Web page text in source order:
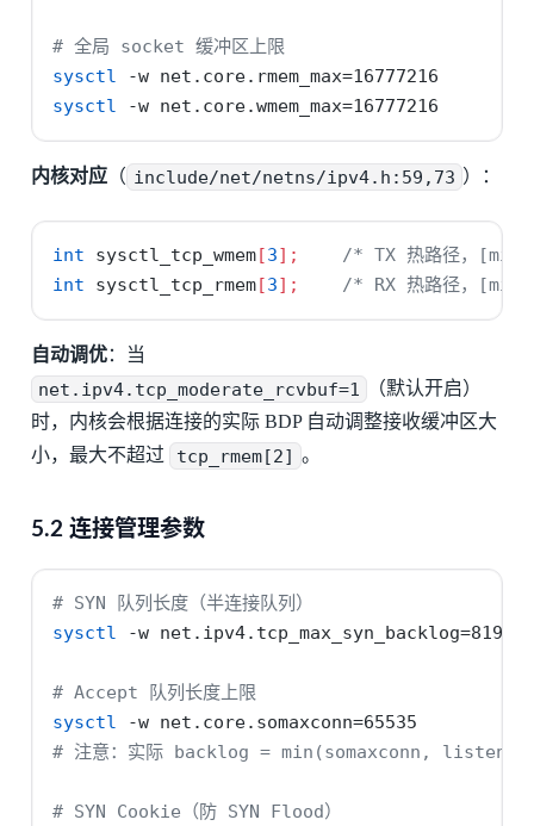
# 全局 socket 缓冲区上限
sysctl
-w net.core.rmem_max=16777216
sysctl
-w net.core.wmem_max=16777216
内核对应（ include/net/netns/ipv4.h:59,73 ）：
int sysctl_tcp_wmem[3];
/* TX 热路径，
int sysctl_tcp_rmem[3]; /* RX 热路径，
自动调优：当
net.ipv4.tcp_moderate_rcvbuf=1
（默认开启）
时，内核会根据连接的实际 BDP 自动调整接收缓冲区大
小，最大不超过
tcp_rmem[2] 。
5.2 连接管理参数
# SYN 队列长度（半连接队列）
sysctl
-w net.ipv4.tcp_max_syn_backlog=8192
# Accept 队列长度上限
sysctl
-w net.core.somaxconn=65535
# 注意：实际 backlog = min(somaxconn,
# SYN Cookie（防 SYN Flood）